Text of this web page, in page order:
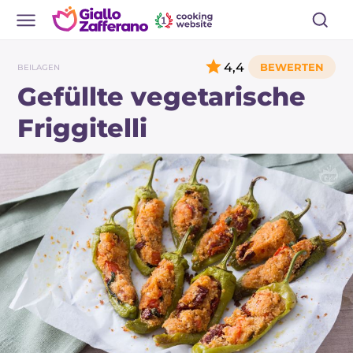
BEILAGEN
Gefüllte vegetarische
Friggitelli
4,4